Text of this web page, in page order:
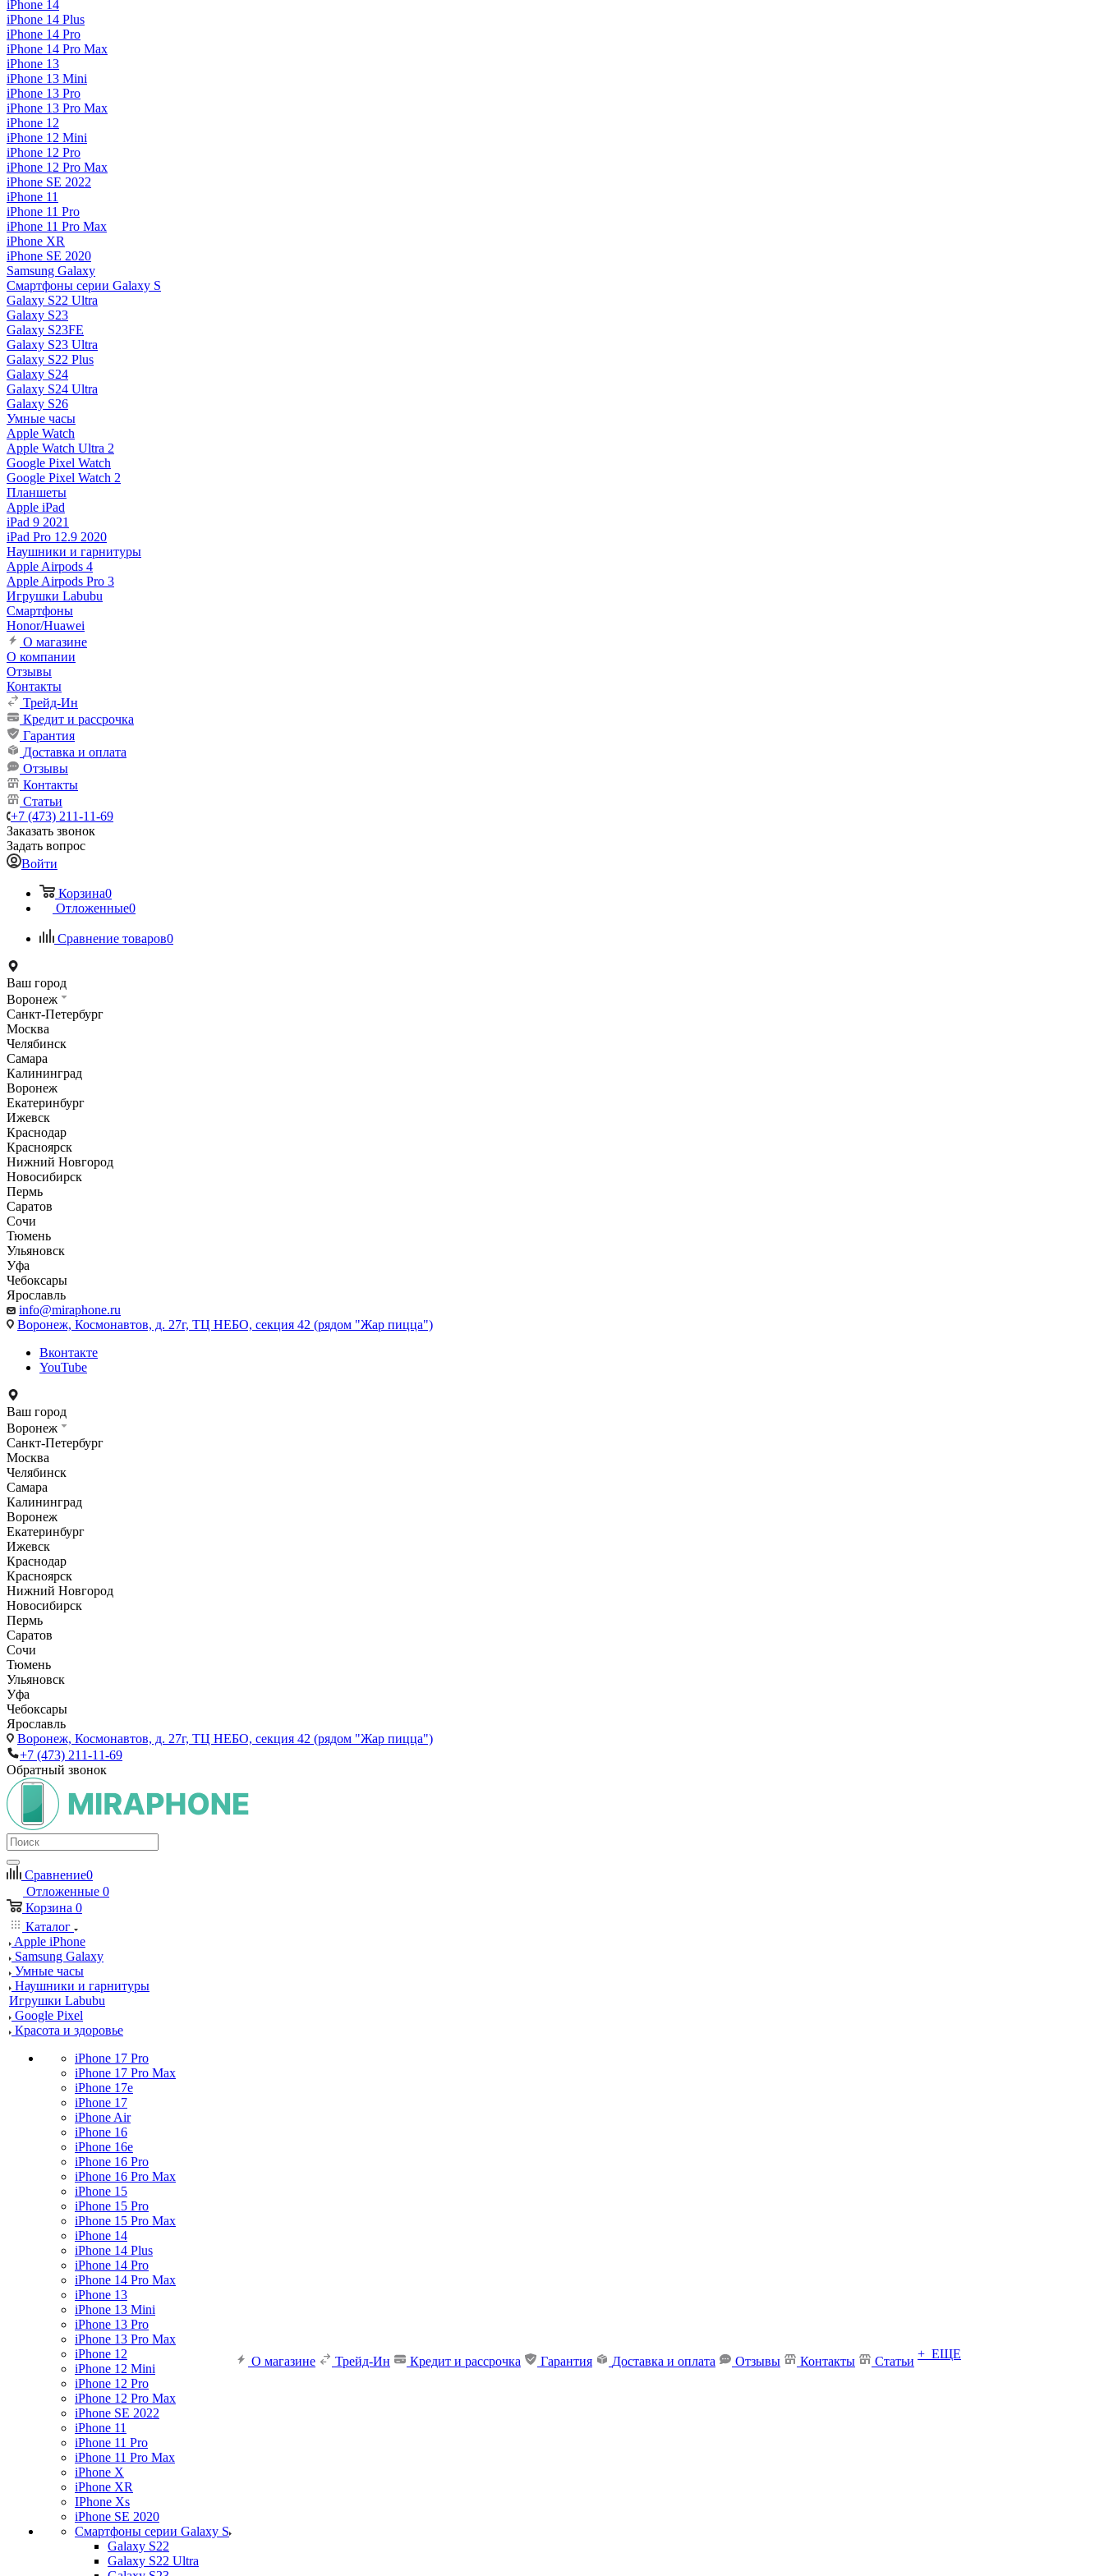
iPhone 14
iPhone 14 Plus
iPhone 14 Pro
iPhone 14 Pro Max
iPhone 13
iPhone 13 Mini
iPhone 13 Pro
iPhone 13 Pro Max
iPhone 12
iPhone 12 Mini
iPhone 12 Pro
iPhone 12 Pro Max
iPhone SE 2022
iPhone 11
iPhone 11 Pro
iPhone 11 Pro Max
iPhone XR
iPhone SE 2020
Samsung Galaxy
Смартфоны серии Galaxy S
Galaxy S22 Ultra
Galaxy S23
Galaxy S23FE
Galaxy S23 Ultra
Galaxy S22 Plus
Galaxy S24
Galaxy S24 Ultra
Galaxy S26
Умные часы
Apple Watch
Apple Watch Ultra 2
Google Pixel Watch
Google Pixel Watch 2
Планшеты
Apple iPad
iPad 9 2021
iPad Pro 12.9 2020
Наушники и гарнитуры
Apple Airpods 4
Apple Airpods Pro 3
Игрушки Labubu
Смартфоны
Honor/Huawei
О магазине
О компании
Отзывы
Контакты
Трейд-Ин
Кредит и рассрочка
Гарантия
Доставка и оплата
Отзывы
Контакты
Статьи
+7 (473) 211-11-69
Заказать звонок
Задать вопрос
Войти
Корзина0
Отложенные0
Сравнение товаров0
Ваш город
Воронеж
Санкт-Петербург
Москва
Челябинск
Самара
Калининград
Воронеж
Екатеринбург
Ижевск
Краснодар
Красноярск
Нижний Новгород
Новосибирск
Пермь
Саратов
Сочи
Тюмень
Ульяновск
Уфа
Чебоксары
Ярославль
info@miraphone.ru
Воронеж, Космонавтов, д. 27г, ТЦ НЕБО, секция 42 (рядом "Жар пицца")
Вконтакте
YouTube
Ваш город
Воронеж
Санкт-Петербург
Москва
Челябинск
Самара
Калининград
Воронеж
Екатеринбург
Ижевск
Краснодар
Красноярск
Нижний Новгород
Новосибирск
Пермь
Саратов
Сочи
Тюмень
Ульяновск
Уфа
Чебоксары
Ярославль
Воронеж, Космонавтов, д. 27г, ТЦ НЕБО, секция 42 (рядом "Жар пицца")
+7 (473) 211-11-69
Обратный звонок
Сравнение0
Отложенные 0
Корзина 0
Каталог
Apple iPhone
Samsung Galaxy
Умные часы
Наушники и гарнитуры
Игрушки Labubu
Google Pixel
Красота и здоровье
iPhone 17 Pro
iPhone 17 Pro Max
iPhone 17e
iPhone 17
iPhone Air
iPhone 16
iPhone 16e
iPhone 16 Pro
iPhone 16 Pro Max
iPhone 15
iPhone 15 Pro
iPhone 15 Pro Max
iPhone 14
iPhone 14 Plus
iPhone 14 Pro
iPhone 14 Pro Max
iPhone 13
iPhone 13 Mini
iPhone 13 Pro
iPhone 13 Pro Max
iPhone 12
iPhone 12 Mini
iPhone 12 Pro
iPhone 12 Pro Max
iPhone SE 2022
iPhone 11
iPhone 11 Pro
iPhone 11 Pro Max
iPhone X
iPhone XR
IPhone Xs
iPhone SE 2020
Смартфоны серии Galaxy S
Galaxy S22
Galaxy S22 Ultra
О магазине Трейд-Ин Кредит и рассрочка Гарантия Доставка и оплата Отзывы Контакты Статьи
+ ЕЩЕ